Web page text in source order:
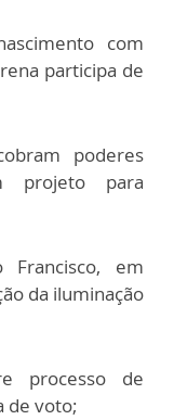
com
participa de
poderes
projeto para
em
da iluminação
processo de
de voto;